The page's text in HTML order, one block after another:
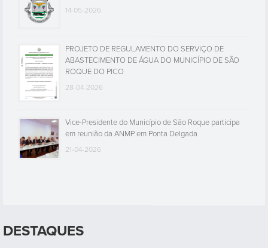
14-05-2026
PROJETO DE REGULAMENTO DO SERVIÇO DE
ABASTECIMENTO DE ÁGUA DO MUNICÍPIO DE SÃO
ROQUE DO PICO
28-04-2026
Vice-Presidente do Município de São Roque participa
em reunião da ANMP em Ponta Delgada
21-04-2026
DESTAQUES